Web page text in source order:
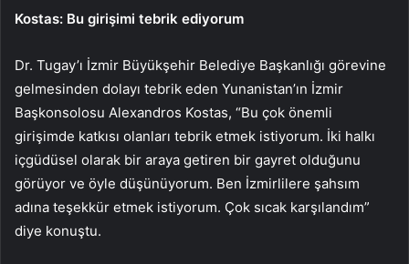
Kostas: Bu girişimi tebrik ediyorum
Dr. Tugay’ı İzmir Büyükşehir Belediye Başkanlığı görevine
gelmesinden dolayı tebrik eden Yunanistan’ın İzmir
Başkonsolosu Alexandros Kostas, “Bu çok önemli
girişimde katkısı olanları tebrik etmek istiyorum. İki halkı
içgüdüsel olarak bir araya getiren bir gayret olduğunu
görüyor ve öyle düşünüyorum. Ben İzmirlilere şahsım
adına teşekkür etmek istiyorum. Çok sıcak karşılandım”
diye konuştu.